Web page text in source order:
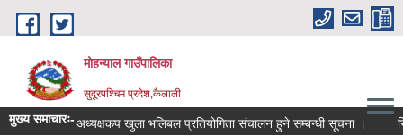
Skip to main content
मोहन्याल गाउँपालिका
सुदूरपश्चिम प्रदेश,कैलाली
मुख्य समाचारः-अध्यक्षकप खुला भलिबल प्रतियोगिता संचालन हुने सम्बन्धी सूचना ।